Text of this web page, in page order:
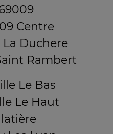
Centre
Duchere
Rambert
Le Bas
Le Haut